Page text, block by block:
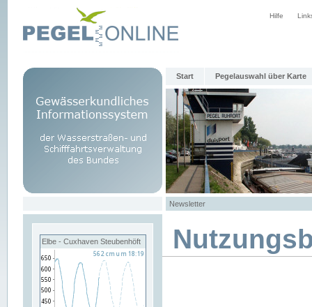
Hilfe
Start Pegelauswahl über Karte
Newsletter
Elbe - Cuxhaven Steubenhöft